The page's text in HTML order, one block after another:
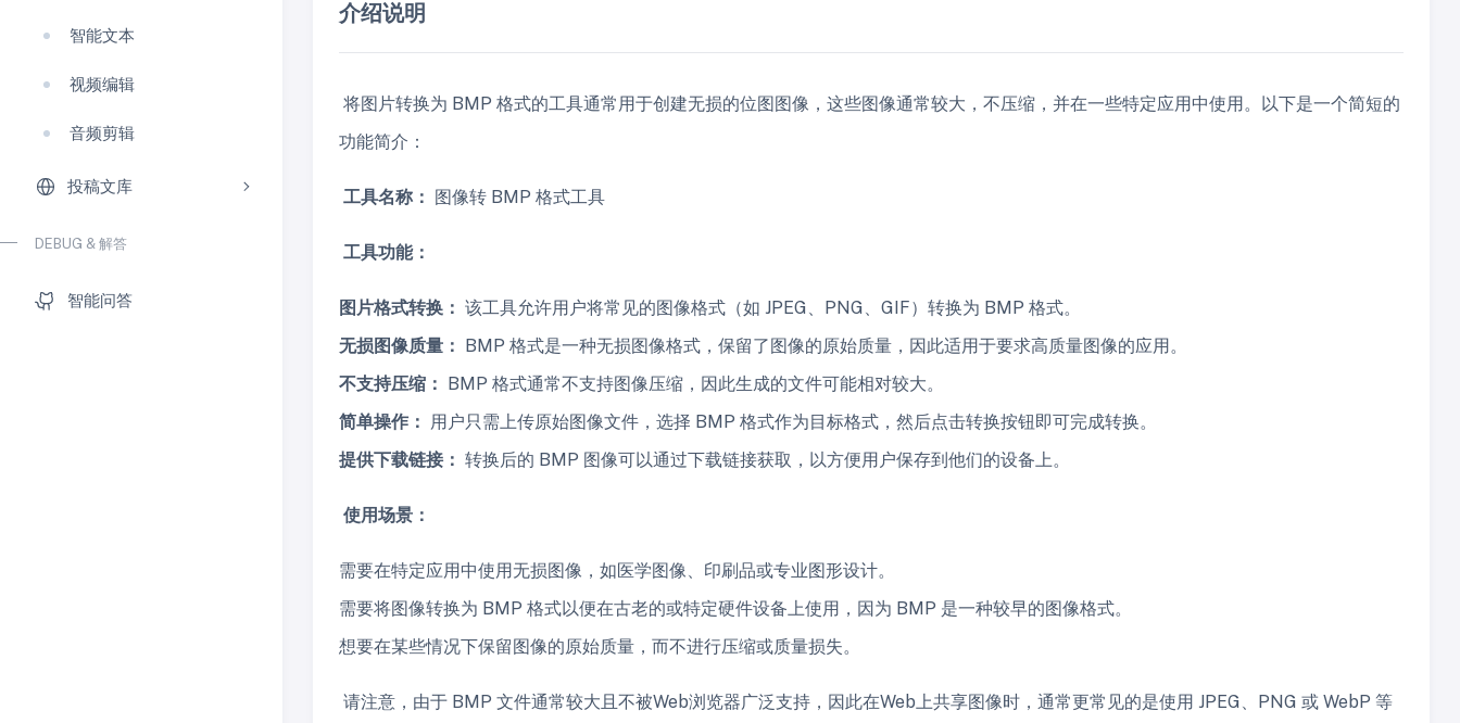
智能文本
视频编辑
音频剪辑
投稿文库
DEBUG & 解答
智能问答
介绍说明
将图片转换为 BMP 格式的工具通常用于创建无损的位图图像，这些图像通常较大，不压缩，并在一些特定应用中使用。以下是一个简短的
功能简介：
工具名称： 图像转 BMP 格式工具
工具功能：
图片格式转换： 该工具允许用户将常见的图像格式（如 JPEG、PNG、GIF）转换为 BMP 格式。
无损图像质量： BMP 格式是一种无损图像格式，保留了图像的原始质量，因此适用于要求高质量图像的应用。
不支持压缩： BMP 格式通常不支持图像压缩，因此生成的文件可能相对较大。
简单操作：
用户只需上传原始图像文件，选择 BMP 格式作为目标格式，然后点击转换按钮即可完成转换。
提供下载链接： 转换后的 BMP 图像可以通过下载链接获取，以方便用户保存到他们的设备上。
使用场景：
需要在特定应用中使用无损图像，如医学图像、印刷品或专业图形设计。
需要将图像转换为 BMP 格式以便在古老的或特定硬件设备上使用，因为 BMP 是一种较早的图像格式。
想要在某些情况下保留图像的原始质量，而不进行压缩或质量损失。
请注意，由于 BMP 文件通常较大且不被Web浏览器广泛支持，因此在Web上共享图像时，通常更常见的是使用 JPEG、PNG 或 WebP 等